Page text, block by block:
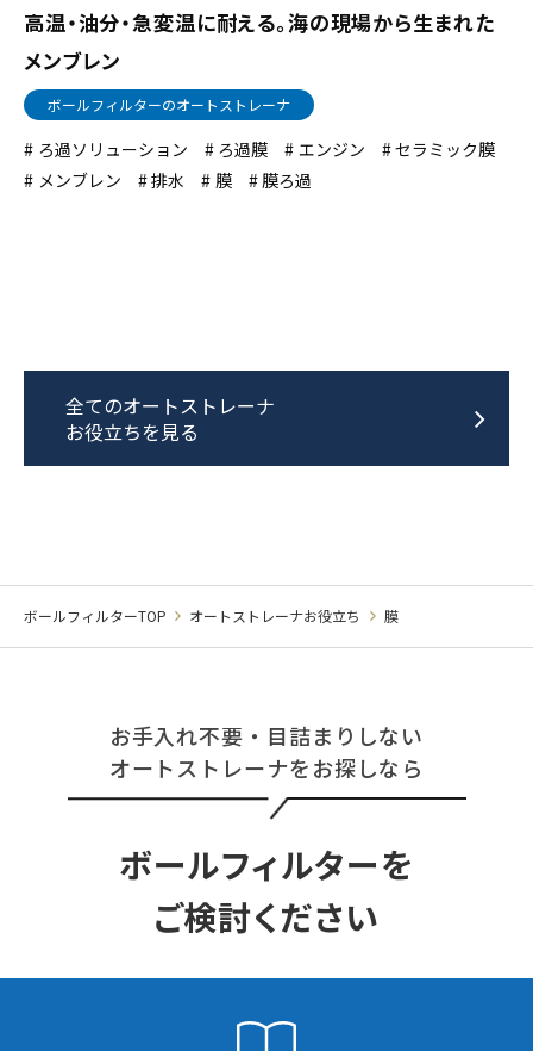
高温・油分・急変温に耐える。海の現場から生まれた
メンブレン
ボールフィルターのオートストレーナ
ろ過ソリューション ろ過膜 エンジン
セラミック膜
メンブレン
排水 膜 膜ろ過
全てのオートストレーナ
お役立ちを見る
ボールフィルターTOP オートストレーナお役立ち 膜
お手入れ不要・目詰まりしない
オートストレーナをお探しなら
ボールフィルターを
ご検討ください